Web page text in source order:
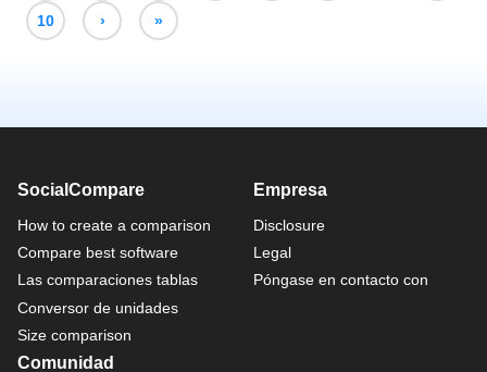
10 › »
SocialCompare
How to create a comparison
Compare best software
Las comparaciones tablas
Conversor de unidades
Size comparison
Empresa
Disclosure
Legal
Póngase en contacto con
Comunidad